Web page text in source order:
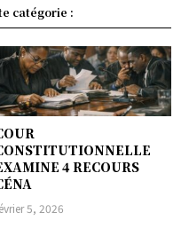
catégorie :
4 RECOURS
5, 2026